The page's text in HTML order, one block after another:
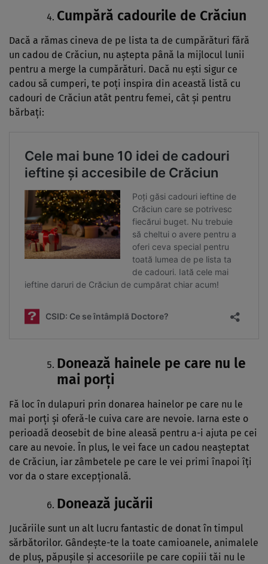
Cumpără cadourile de Crăciun
Dacă a rămas cineva de pe lista ta de cumpărături fără
un cadou de Crăciun, nu aștepta până la mijlocul lunii
pentru a merge la cumpărături. Dacă nu ești sigur ce
cadou să cumperi, te poți inspira din această listă cu
cadouri de Crăciun atât pentru femei, cât și pentru
bărbați:
Donează hainele pe care nu le
mai porți
Fă loc în dulapuri prin donarea hainelor pe care nu le
mai porți și oferă-le cuiva care are nevoie. Iarna este o
perioadă deosebit de bine aleasă pentru a-i ajuta pe cei
care au nevoie. În plus, le vei face un cadou neașteptat
de Crăciun, iar zâmbetele pe care le vei primi înapoi îți
vor da o stare excepțională.
Donează jucării
Jucăriile sunt un alt lucru fantastic de donat în timpul
sărbătorilor. Gândește-te la toate camioanele, animalele
de pluș, păpușile și accesoriile pe care copiii tăi nu le